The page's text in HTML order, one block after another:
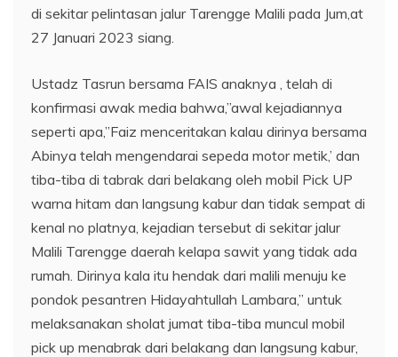
di sekitar pelintasan jalur Tarengge Malili pada Jum,at
27 Januari 2023 siang.
Ustadz Tasrun bersama FAIS anaknya , telah di
konfirmasi awak media bahwa,”awal kejadiannya
seperti apa,”Faiz menceritakan kalau dirinya bersama
Abinya telah mengendarai sepeda motor metik,’ dan
tiba-tiba di tabrak dari belakang oleh mobil Pick UP
warna hitam dan langsung kabur dan tidak sempat di
kenal no platnya, kejadian tersebut di sekitar jalur
Malili Tarengge daerah kelapa sawit yang tidak ada
rumah. Dirinya kala itu hendak dari malili menuju ke
pondok pesantren Hidayahtullah Lambara,” untuk
melaksanakan sholat jumat tiba-tiba muncul mobil
pick up menabrak dari belakang dan langsung kabur,